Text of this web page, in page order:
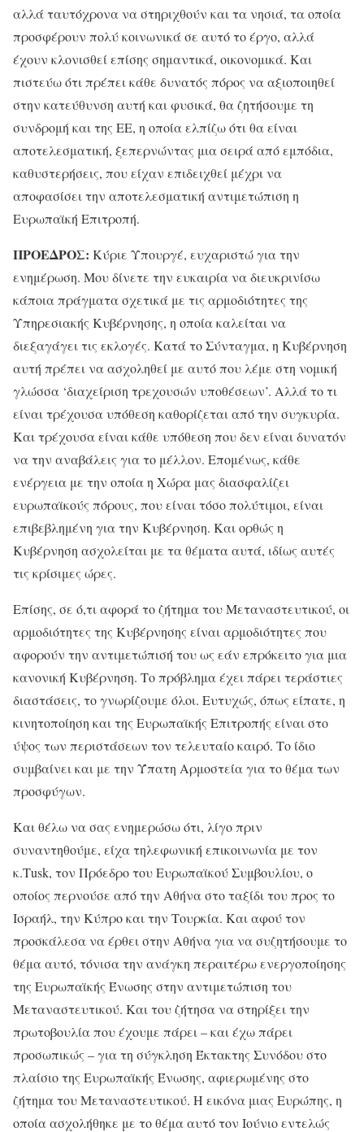
αλλά ταυτόχρονα να στηριχθούν και τα νησιά, τα οποία
προσφέρουν πολύ κοινωνικά σε αυτό το έργο, αλλά
έχουν κλονισθεί επίσης σημαντικά, οικονομικά. Και
πιστεύω ότι πρέπει κάθε δυνατός πόρος να αξιοποιηθεί
στην κατεύθυνση αυτή και φυσικά, θα ζητήσουμε τη
συνδρομή και της ΕΕ, η οποία ελπίζω ότι θα είναι
αποτελεσματική, ξεπερνώντας μια σειρά από εμπόδια,
καθυστερήσεις, που είχαν επιδειχθεί μέχρι να
αποφασίσει την αποτελεσματική αντιμετώπιση η
Ευρωπαϊκή Επιτροπή.
ΠΡΟΕΔΡΟΣ: Κύριε Υπουργέ, ευχαριστώ για την
ενημέρωση. Μου δίνετε την ευκαιρία να διευκρινίσω
κάποια πράγματα σχετικά με τις αρμοδιότητες της
Υπηρεσιακής Κυβέρνησης, η οποία καλείται να
διεξαγάγει τις εκλογές. Κατά το Σύνταγμα, η Κυβέρνηση
αυτή πρέπει να ασχοληθεί με αυτό που λέμε στη νομική
γλώσσα ‘διαχείριση τρεχουσών υποθέσεων’. Αλλά το τι
είναι τρέχουσα υπόθεση καθορίζεται από την συγκυρία.
Και τρέχουσα είναι κάθε υπόθεση που δεν είναι δυνατόν
να την αναβάλεις για το μέλλον. Επομένως, κάθε
ενέργεια με την οποία η Χώρα μας διασφαλίζει
ευρωπαϊκούς πόρους, που είναι τόσο πολύτιμοι, είναι
επιβεβλημένη για την Κυβέρνηση. Και ορθώς η
Κυβέρνηση ασχολείται με τα θέματα αυτά, ιδίως αυτές
τις κρίσιμες ώρες.
Επίσης, σε ό,τι αφορά το ζήτημα του Μεταναστευτικού, οι
αρμοδιότητες της Κυβέρνησης είναι αρμοδιότητες που
αφορούν την αντιμετώπισή του ως εάν επρόκειτο για μια
κανονική Κυβέρνηση. Το πρόβλημα έχει πάρει τεράστιες
διαστάσεις, το γνωρίζουμε όλοι. Ευτυχώς, όπως είπατε, η
κινητοποίηση και της Ευρωπαϊκής Επιτροπής είναι στο
ύψος των περιστάσεων τον τελευταίο καιρό. Το ίδιο
συμβαίνει και με την Ύπατη Αρμοστεία για το θέμα των
προσφύγων.
Και θέλω να σας ενημερώσω ότι, λίγο πριν
συναντηθούμε, είχα τηλεφωνική επικοινωνία με τον
κ.Τusk, τον Πρόεδρο του Ευρωπαϊκού Συμβουλίου, ο
οποίος περνούσε από την Αθήνα στο ταξίδι του προς το
Ισραήλ, την Κύπρο και την Τουρκία. Και αφού τον
προσκάλεσα να έρθει στην Αθήνα για να συζητήσουμε το
θέμα αυτό, τόνισα την ανάγκη περαιτέρω ενεργοποίησης
της Ευρωπαϊκής Ένωσης στην αντιμετώπιση του
Μεταναστευτικού. Και του ζήτησα να στηρίξει την
πρωτοβουλία που έχουμε πάρει – και έχω πάρει
προσωπικώς – για τη σύγκληση Έκτακτης Συνόδου στο
πλαίσιο της Ευρωπαϊκής Ένωσης, αφιερωμένης στο
ζήτημα του Μεταναστευτικού. Η εικόνα μιας Ευρώπης, η
οποία ασχολήθηκε με το θέμα αυτό τον Ιούνιο εντελώς